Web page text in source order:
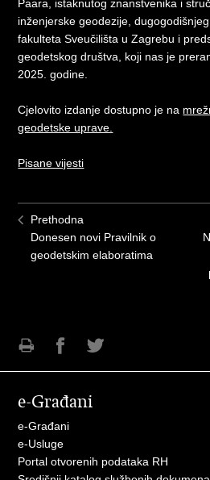
Paara, istaknutog znanstvenika i
inženjerske geodezije,
fakulteta Sveučilišta u Zagrebu i
geodetskog društva, koji nas je
2025. godine.
Cjelovito izdanje dostupno je na
geodetske uprave.
Pisane vijesti
Prethodna
Donesen novi Pravilnik o
geodetskim elaboratima
FacebookuTwitteru
e-Građani
e-Građani
e-Usluge
Portal otvorenih podataka RH